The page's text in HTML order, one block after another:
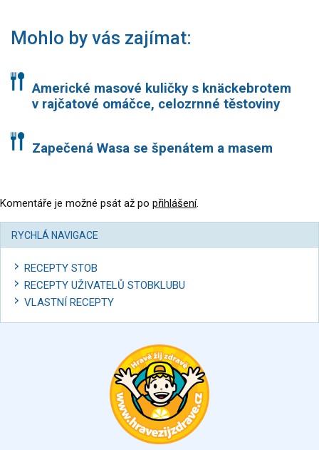
Mohlo by vás zajímat:
Americké masové kuličky s knäckebrotem
v rajčatové omáčce, celozrnné těstoviny
Zapečená Wasa se špenátem a masem
Komentáře je možné psát až po přihlášení.
RYCHLÁ NAVIGACE
RECEPTY STOB
RECEPTY UŽIVATELŮ STOBKLUBU
VLASTNÍ RECEPTY